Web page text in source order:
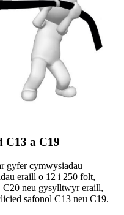
C13 a C19
gyfer cymwysiadau
eraill o 12 i 250 folt,
neu gysylltwyr eraill,
safonol C13 neu C19.